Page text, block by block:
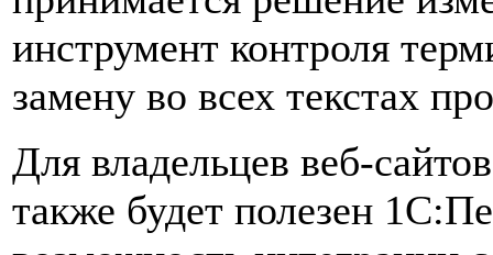
инструмент контроля
замену во всех текстах
Для владельцев веб-
также будет полезен